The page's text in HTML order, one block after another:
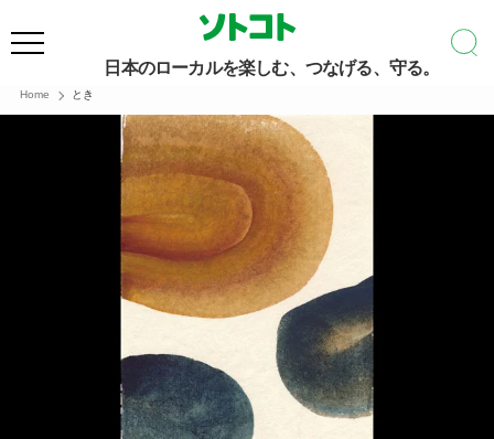
日本のローカルを楽しむ、つなげる、守る。
Home とき